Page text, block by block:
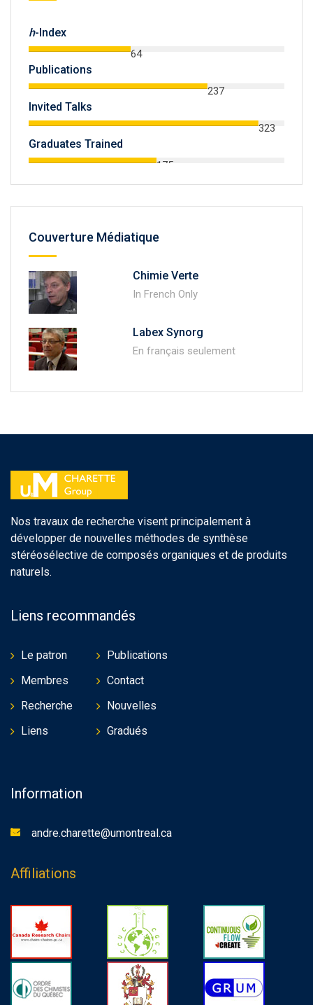
h-Index
64
Publications
237
Invited Talks
323
Graduates Trained
175
Couverture Médiatique
Chimie Verte
In French Only
Labex Synorg
En français seulement
Nos travaux de recherche visent principalement à
développer de nouvelles méthodes de synthèse
stéréosélective de composés organiques et de produits
naturels.
Liens recommandés
Le patron
Membres
Recherche
Liens
Publications
Contact
Nouvelles
Gradués
Information
andre.charette@umontreal.ca
Affiliations